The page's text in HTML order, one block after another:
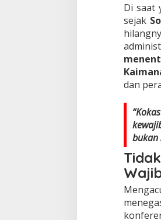
Di saat
sejak
dan
bukan